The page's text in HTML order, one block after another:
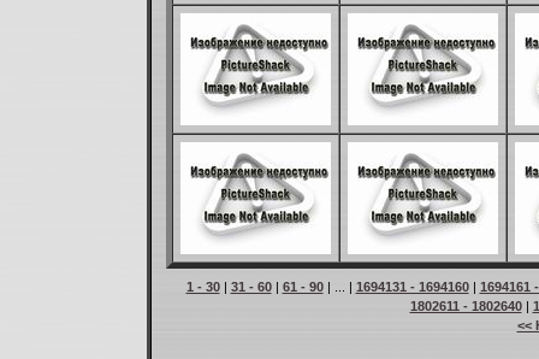
1 - 30| 31 - 60| 61 - 90| ... | 1694131 - 1694160| 1694161
1802611 - 1802640|
<<